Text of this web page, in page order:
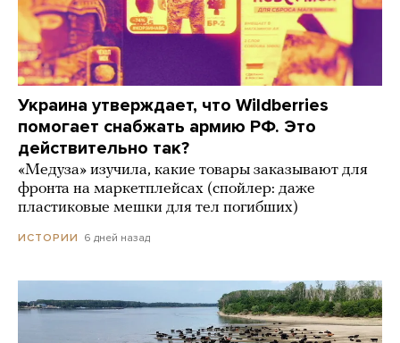
Украина утверждает, что Wildberries
помогает снабжать армию РФ. Это
действительно так?
«Медуза» изучила, какие товары заказывают для
фронта на маркетплейсах (спойлер: даже
пластиковые мешки для тел погибших)
ИСТОРИИ 6 дней назад